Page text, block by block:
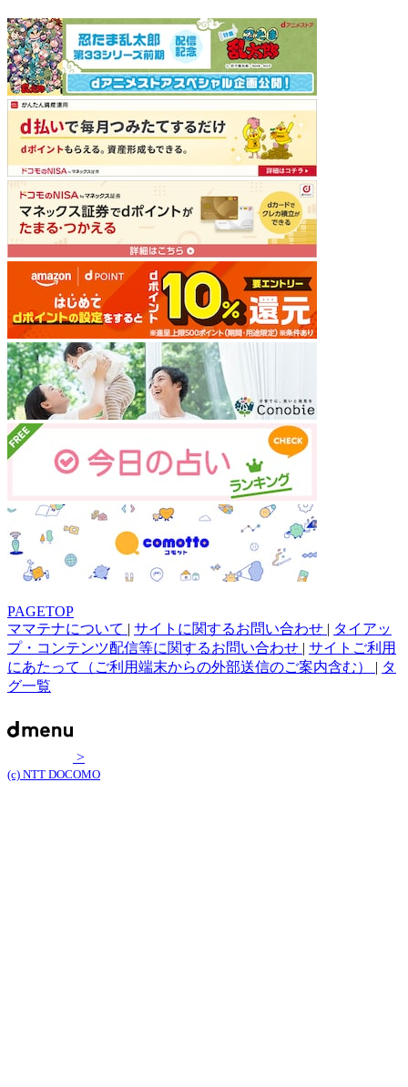
PAGETOP
ママテナについて | サイトに関するお問い合わせ | タイアッ
プ・コンテンツ配信等に関するお問い合わせ | サイトご利用
にあたって（ご利用端末からの外部送信のご案内含む） | タ
グ一覧
>
(c) NTT DOCOMO